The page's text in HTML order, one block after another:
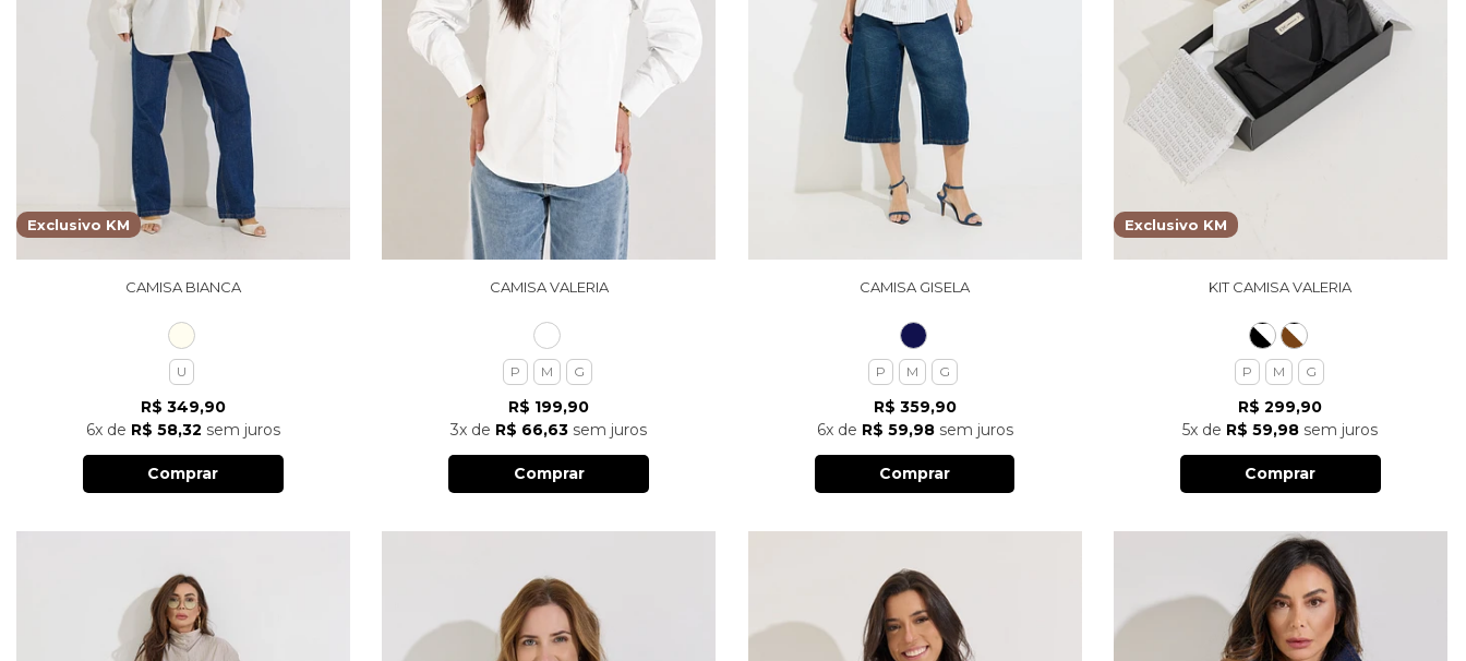
Exclusivo KM
CAMISA BIANCA
U
R$ 349,90
6xde R$ 58,32 sem juros
Comprar
CAMISA VALERIA
P M G
R$ 199,90
3x de R$ 66,63 sem juros
Comprar
CAMISA GISELA
P M G
R$ 359,90
6xde R$ 59,98sem juros
Comprar
Exclusivo KM
KIT CAMISA VALERIA
P M G
R$ 299,90
5x de R$ 59,98 sem juros
Comprar